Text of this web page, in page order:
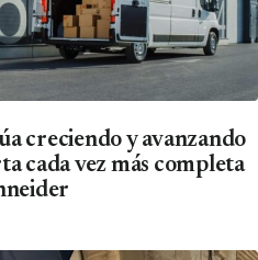
creciendo y avanzando
cada vez más completa